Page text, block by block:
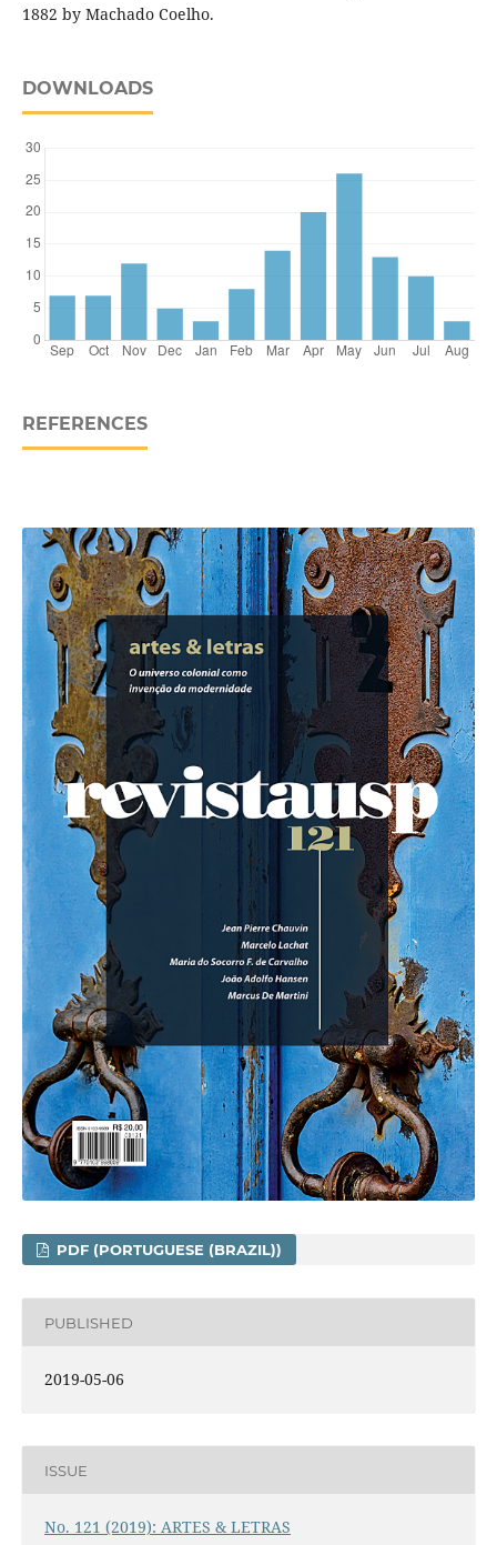
1882 by Machado Coelho.
DOWNLOADS
REFERENCES
PDF (PORTUGUESE (BRAZIL))
PUBLISHED
2019-05-06
ISSUE
No. 121 (2019): ARTES & LETRAS